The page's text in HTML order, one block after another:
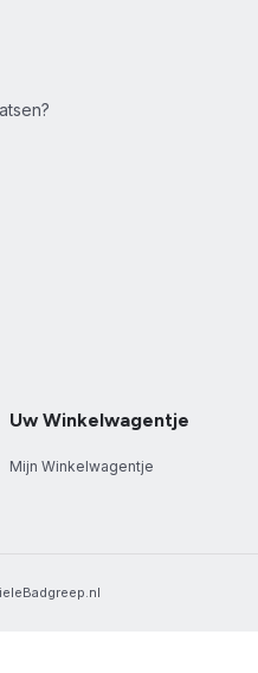
Uw Winkelwagentje
Mijn Winkelwagentje